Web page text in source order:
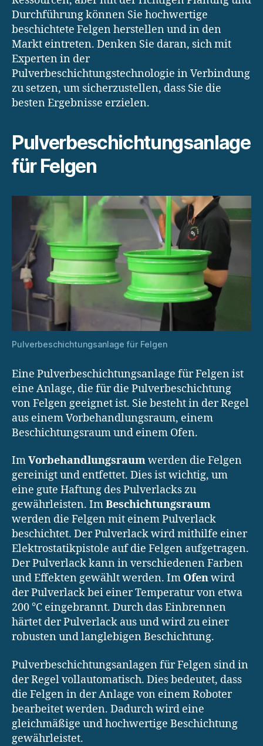
Durchführung können Sie hochwertige
beschichtete Felgen herstellen und in den
Markt eintreten. Denken Sie daran, sich mit
Experten in der
Pulverbeschichtungstechnologie in Verbindung
zu setzen, um sicherzustellen, dass Sie die
besten Ergebnisse erzielen.
Pulverbeschichtungsanlage
für Felgen
Pulverbeschichtungsanlage für Felgen
Eine Pulverbeschichtungsanlage für Felgen ist
eine Anlage, die für die Pulverbeschichtung
von Felgen geeignet ist. Sie besteht in der Regel
aus einem Vorbehandlungsraum, einem
Beschichtungsraum und einem Ofen.
ImVorbehandlungsraumwerden die Felgen
gereinigt und entfettet. Dies ist wichtig, um
eine gute Haftung des Pulverlacks zu
gewährleisten. ImBeschichtungsraum
werden die Felgen mit einem Pulverlack
beschichtet. Der Pulverlack wird mithilfe einer
Elektrostatikpistole auf die Felgen aufgetragen.
Der Pulverlack kann in verschiedenen Farben
und Effekten gewählt werden. Im Ofenwird
der Pulverlack bei einer Temperatur von etwa
200 °C eingebrannt. Durch das Einbrennen
härtet der Pulverlack aus und wird zu einer
robusten und langlebigen Beschichtung.
Pulverbeschichtungsanlagen für Felgen sind in
der Regel vollautomatisch. Dies bedeutet, dass
die Felgen in der Anlage von einem Roboter
bearbeitet werden. Dadurch wird eine
gleichmäßige und hochwertige Beschichtung
gewährleistet.